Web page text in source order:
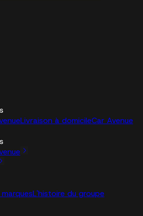
Livraison à domicileCar Avenue
L'histoire du groupe